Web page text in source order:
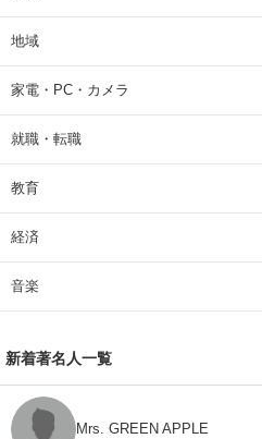
地域
家電・PC・カメラ
就職・転職
教育
経済
音楽
新着著名人一覧
Mrs. GREEN APPLE